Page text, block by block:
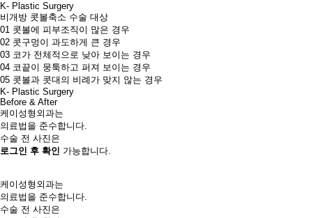
K- Plastic Surgery
비개방 콧볼축소 수술 대상
01 콧볼에 피부조직이 많은 경우​
02 콧구멍이 과도하게 큰 경우​
03 코가 전체적으로 낮아 보이는 경우
04 코끝이 뭉툭하고 퍼져 보이는 경우​
05 콧볼과 콧대의 비례가 맞지 않는 경우
K- Plastic Surgery
Before & After
케이성형외과는
의료법을 준수합니다.
수술 전 사진은
로그인 후 확인 가능합니다.
케이성형외과는
의료법을 준수합니다.
수술 전 사진은